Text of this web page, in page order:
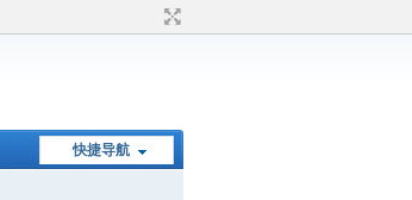
快捷导航